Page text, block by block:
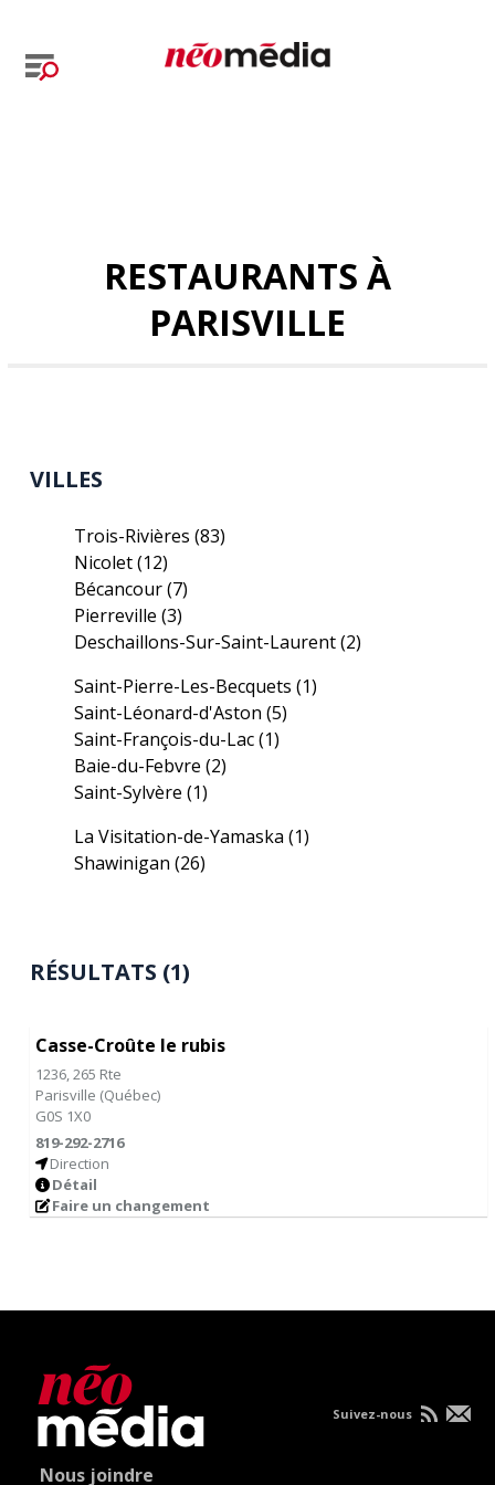
RESTAURANTS À
PARISVILLE
VILLES
Trois-Rivières(83)
Nicolet(12)
Bécancour(7)
Pierreville(3)
Deschaillons-Sur-Saint-Laurent(2)
Saint-Pierre-Les-Becquets(1)
Saint-Léonard-d'Aston(5)
Saint-François-du-Lac(1)
Baie-du-Febvre(2)
Saint-Sylvère(1)
La Visitation-de-Yamaska(1)
Shawinigan(26)
RÉSULTATS (1)
Casse-Croûte le rubis
1236, 265 Rte
Parisville (Québec)
G0S 1X0
819-292-2716
Direction
Détail
Faire un changement
Nous joindre
Suivez-nous